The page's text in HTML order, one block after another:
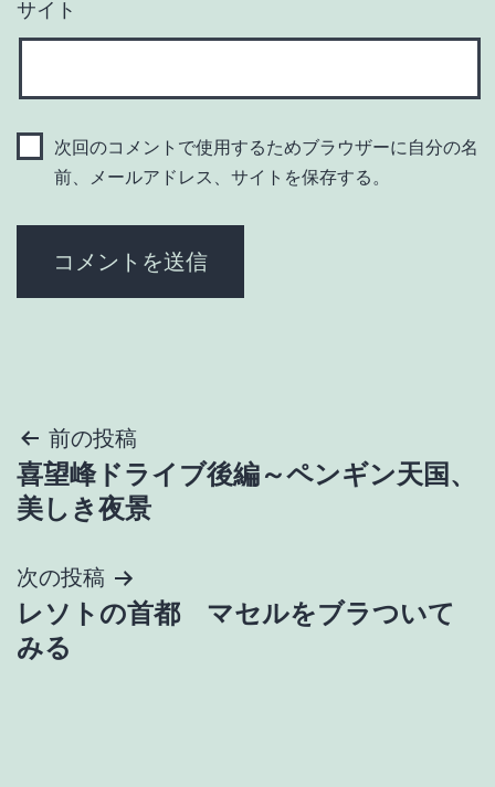
サイト
次回のコメントで使用するためブラウザーに自分の名
前、メールアドレス、サイトを保存する。
投
稿
ビ
ゲ
前の投稿
喜望峰ドライブ後編～ペンギン天国、
美しき夜景
次の投稿
レソトの首都 マセルをブラついて
みる